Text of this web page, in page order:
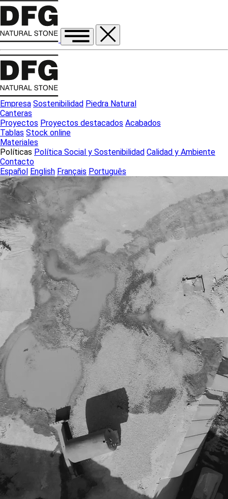
Empresa Sostenibilidad Piedra Natural
Canteras
Proyectos Proyectos destacados Acabados
Tablas Stock online
Materiales
Políticas Política Social y Sostenibilidad Calidad y Ambiente
Contacto
Español English Français Português